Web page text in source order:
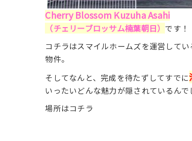
Cherry Blossom Kuzuha Asahi
（チェリーブロッサム楠葉朝日） です！
コチラはスマイルホームズを運営してい
物件。
そしてなんと、完成を待たずしてすでに
いったいどんな魅力が隠されているんで
場所はコチラ